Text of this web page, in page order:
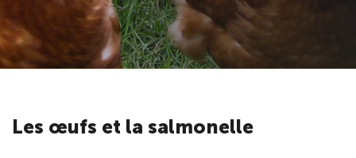
Les œufs et la salmonelle